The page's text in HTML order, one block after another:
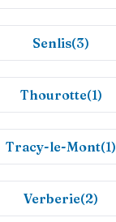
Senlis(3)
Thourotte(1)
Tracy-le-Mont(1)
Verberie(2)